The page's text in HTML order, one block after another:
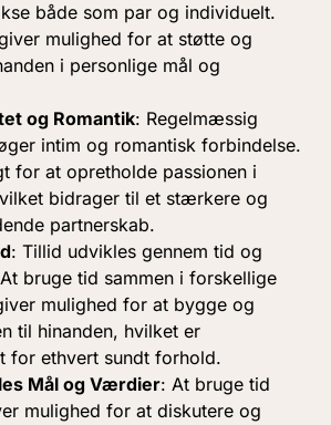
både som par og individuelt.
mulighed for at støtte og
i personlige mål og
og Romantik: Regelmæssig
intim og romantisk forbindelse.
for at opretholde passionen i
bidrager til et stærkere og
partnerskab.
: Tillid udvikles gennem tid og
bruge tid sammen i forskellige
mulighed for at bygge og
til hinanden, hvilket er
for ethvert sundt forhold.
Mål og Værdier: At bruge tid
mulighed for at diskutere og